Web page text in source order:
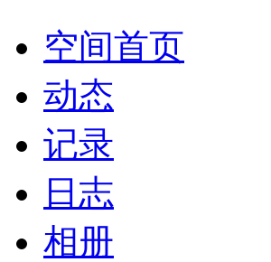
空间首页
动态
记录
日志
相册